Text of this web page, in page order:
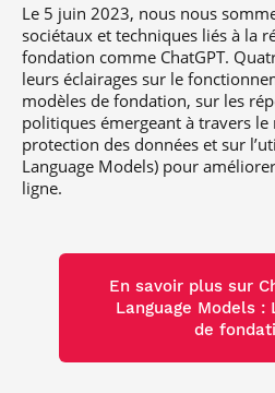
Le 5 juin 2023, nous nous
sociétaux et techniques liés à la
fondation comme ChatGPT.
leurs éclairages sur le
modèles de fondation, sur les
politiques émergeant à travers le
protection des données et sur
Language Models) pour
ligne.
En savoir plus sur
Language Models :
de